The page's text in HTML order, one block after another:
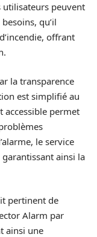
utilisateurs peuvent
qu’il
offrant
la transparence
est simplifié au
accessible permet
le service
ainsi la
pertinent de
Alarm par
ainsi une